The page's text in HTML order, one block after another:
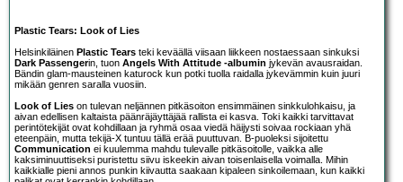
Plastic Tears: Look of Lies
Helsinkiläinen Plastic Tears teki keväällä viisaan liikkeen nostaessaan sinkuksi
Dark Passengerin, tuon Angels With Attitude -albumin jykevän avausraidan.
Bändin glam-mausteinen katurock kun potki tuolla raidalla jykevämmin kuin juuri
mikään genren saralla vuosiin.
Look of Lies on tulevan neljännen pitkäsoiton ensimmäinen sinkkulohkaisu, ja
aivan edellisen kaltaista päänräjäyttäjää rallista ei kasva. Toki kaikki tarvittavat
perintötekijät ovat kohdillaan ja ryhmä osaa viedä häijysti soivaa rockiaan yhä
eteenpäin, mutta tekijä-X tuntuu tällä erää puuttuvan. B-puoleksi sijoitettu
Communication ei kuulemma mahdu tulevalle pitkäsoitolle, vaikka alle
kaksiminuuttiseksi puristettu siivu iskeekin aivan toisenlaisella voimalla. Mihin
kaikkialle pieni annos punkin kiivautta saakaan kipaleen sinkoilemaan, kun kaikki